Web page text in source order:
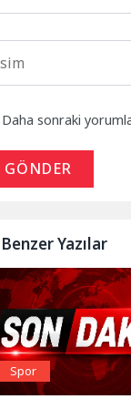
Daha sonraki
GÖNDER
Benzer Yazılar
Spor